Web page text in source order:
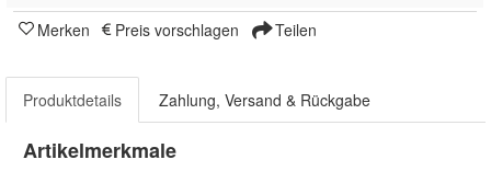
Merken Preis vorschlagen Teilen
Produktdetails Zahlung, Versand & Rückgabe
Artikelmerkmale